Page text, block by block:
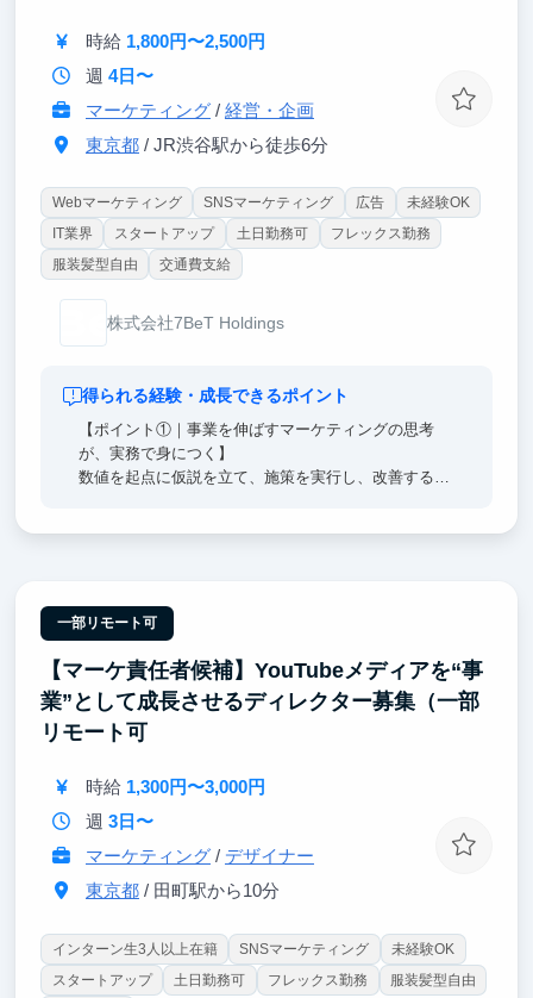
時給 1,800円〜2,500円
週 4日〜
マーケティング/ 経営・企画
東京都/ JR渋谷駅から徒歩6分
Webマーケティング SNSマーケティング 広告
未経験OK
IT業界
スタートアップ 土日勤務可
フレックス勤務
服装髪型自由
交通費支給
株式会社7BeT Holdings
得られる経験・成長できるポイント
【ポイント①｜事業を伸ばすマーケティングの思考
が、実務で身につく】
数値を起点に仮説を立て、施策を実行し、改善するサ
経験した代表直下】
サイバーエージェント→独立→事業売却という実績を
持つ代表から、日々の業務で直接FBを受けられる環
境です。意思決定プロセスや事業家の思考を間近で吸
収できます。
サルに内定】
実際に当社インターン経験者が、外資系戦略コンサル
に内定しています。
一部リモート可
【マーケ責任者候補】YouTubeメディアを“事
業”として成長させるディレクター募集（一部
リモート可
時給 1,300円〜3,000円
週 3日〜
マーケティング/ デザイナー
東京都/ 田町駅から10分
インターン生3人以上在籍 SNSマーケティング
未経験OK
スタートアップ
土日勤務可 フレックス勤務
服装髪型自由